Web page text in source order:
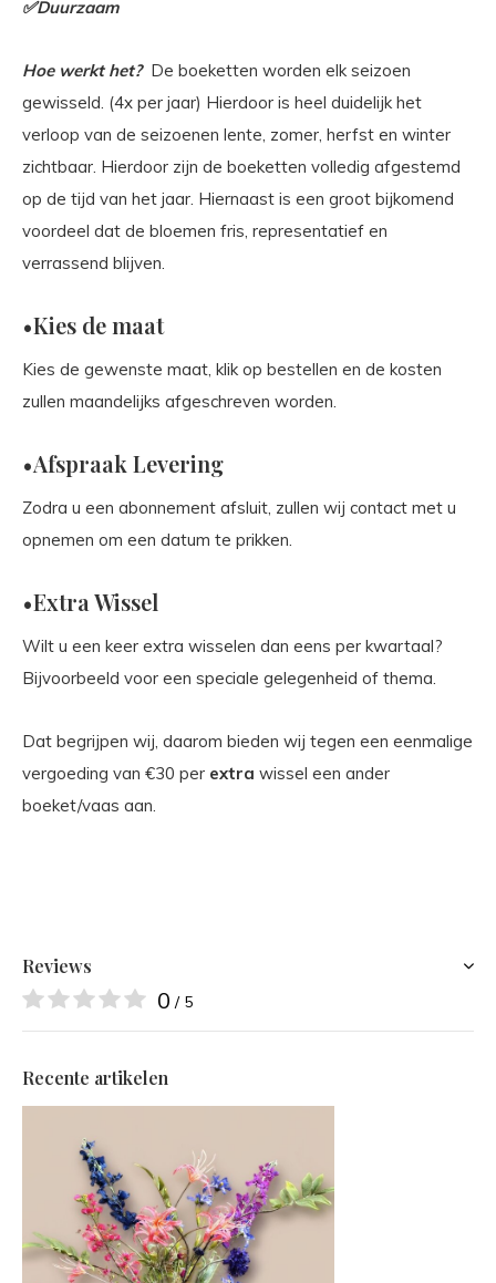
✅Duurzaam
Hoe werkt het? De boeketten worden elk seizoen
gewisseld. (4x per jaar) Hierdoor is heel duidelijk het
verloop van de seizoenen lente, zomer, herfst en winter
zichtbaar. Hierdoor zijn de boeketten volledig afgestemd
op de tijd van het jaar. Hiernaast is een groot bijkomend
voordeel dat de bloemen fris, representatief en
verrassend blijven.
•Kies de maat
Kies de gewenste maat, klik op bestellen en de kosten
zullen maandelijks afgeschreven worden.
•Afspraak Levering
Zodra u een abonnement afsluit, zullen wij contact met u
opnemen om een datum te prikken.
•Extra Wissel
Wilt u een keer extra wisselen dan eens per kwartaal?
Bijvoorbeeld voor een speciale gelegenheid of thema.
Dat begrijpen wij, daarom bieden wij tegen een eenmalige
vergoeding van €30 per extra wissel een ander
boeket/vaas aan.
Reviews
0 / 5
Recente artikelen